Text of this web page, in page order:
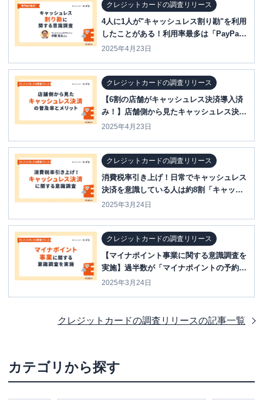
クレジットカードの調査リリース
4人に1人が"キャッシュレス割り勘"を利用
したことがある！利用率最多は「PayPay
の個別送金」～キャッシュレス割り勘に関
2025年4月23日
クレジットカードの調査リリース
【6割の店舗がキャッシュレス決済導入済
み！】店舗側から見たキャッシュレス決済
の普及率とメリットに関する動向調査
2025年4月23日
クレジットカードの調査リリース
消費税率引き上げ！日常でキャッシュレス
決済を意識している人は約8割「キャッシ
ュレス決済に関する意識調査」を実施！
2025年3月24日
クレジットカードの調査リリース
【マイナポイント事業に関する意識調査を
実施】過半数が「マイナポイントの予約を
行っていない」
2025年3月24日
クレジットカードの調査リリースの記事一覧
カテゴリから探す